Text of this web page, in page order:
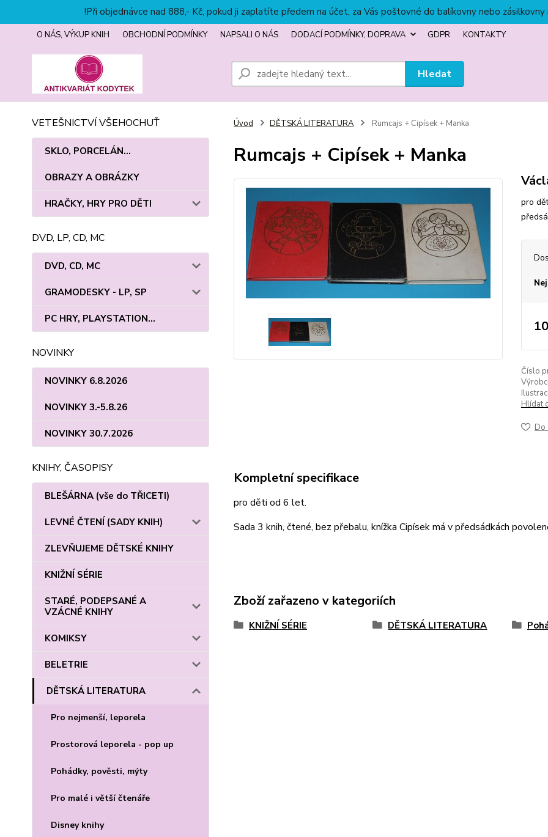
!Při objednávce nad 888,- Kč, pokud ji zaplatíte předem na účet, za Vás poštovné do balíkovny nebo
O NÁS, VÝKUP KNIH OBCHODNÍ PODMÍNKY NAPSALI O NÁS DODACÍ PODMÍNKY, DOPRAVA GDPR KONTAKTY
Hledat
VETEŠNICTVÍ VŠEHOCHUŤ
SKLO, PORCELÁN...
OBRAZY A OBRÁZKY
HRAČKY, HRY PRO DĚTI
DVD, LP, CD, MC
DVD, CD, MC
GRAMODESKY - LP, SP
PC HRY, PLAYSTATION...
NOVINKY
NOVINKY 6.8.2026
NOVINKY 3.-5.8.26
NOVINKY 30.7.2026
KNIHY, ČASOPISY
BLEŠÁRNA (vše do TŘICETI)
LEVNÉ ČTENÍ (SADY KNIH)
ZLEVŇUJEME DĚTSKÉ KNIHY
KNIŽNÍ SÉRIE
STARÉ, PODEPSANÉ A
VZÁCNÉ KNIHY
KOMIKSY
BELETRIE
DĚTSKÁ LITERATURA
Pro nejmenší, leporela
Prostorová leporela - pop up
Pohádky, pověsti, mýty
Pro malé i větší čtenáře
Disney knihy
Úvod DĚTSKÁ LITERATURA Rumcajs + Cipísek + Manka
Rumcajs + Cipísek + Manka
pro
Číslo
Hlídat
Do
Kompletní specifikace
pro děti od 6 let.
Sada 3 knih, čtené, bez přebalu, knížka Cipísek má v předsádkách
Zboží zařazeno v kategoriích
KNIŽNÍ SÉRIE DĚTSKÁ LITERATURA